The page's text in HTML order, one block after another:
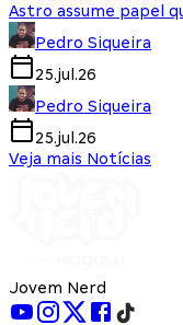
Astro assume papel
Pedro Siqueira
25.jul.26
Pedro Siqueira
25.jul.26
Veja mais Notícias
Jovem Nerd